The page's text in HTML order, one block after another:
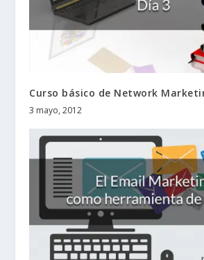
Curso básico de Network
3 mayo, 2012